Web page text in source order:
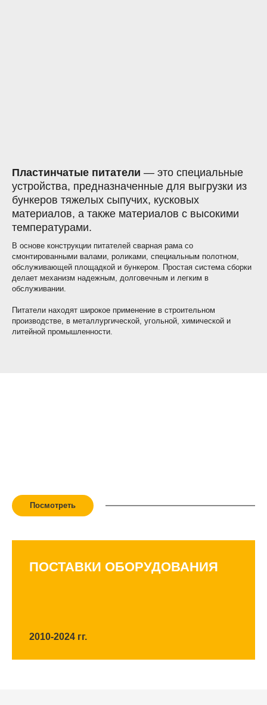
Пластинчатые питатели — это специальные
устройства, предназначенные для выгрузки из
бункеров тяжелых сыпучих, кусковых
материалов, а также материалов с высокими
температурами.
В основе конструкции питателей сварная рама со
смонтированными валами, роликами, специальным полотном,
обслуживающей площадкой и бункером. Простая система сборки
делает механизм надежным, долговечным и легким в
обслуживании.
Питатели находят широкое применение в строительном
производстве, в металлургической, угольной, химической и
литейной промышленности.
Посмотреть
ПОСТАВКИ ОБОРУДОВАНИЯ
2010-2024 гг.